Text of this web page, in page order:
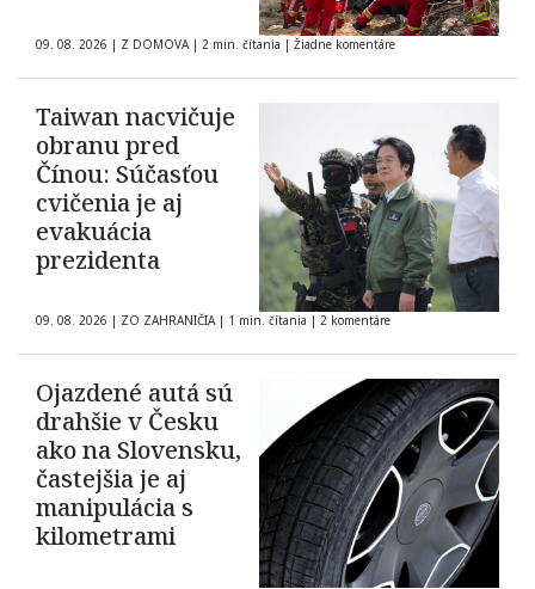
09. 08. 2026 | Z DOMOVA | 2 min. čítania | Žiadne komentáre
Taiwan nacvičuje
obranu pred
Čínou: Súčasťou
cvičenia je aj
evakuácia
prezidenta
09. 08. 2026 | ZO ZAHRANIČIA | 1 min. čítania | 2 komentáre
Ojazdené autá sú
drahšie v Česku
ako na Slovensku,
častejšia je aj
manipulácia s
kilometrami